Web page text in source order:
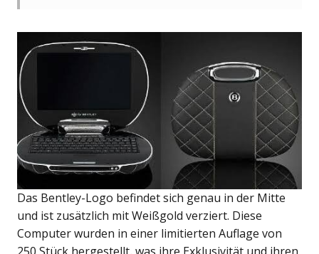
Das Bentley-Logo befindet sich genau in der Mitte
und ist zusätzlich mit Weißgold verziert. Diese
Computer wurden in einer limitierten Auflage von